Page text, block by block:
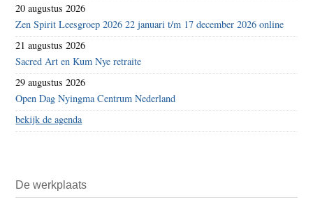
20 augustus 2026
Zen Spirit Leesgroep 2026 22 januari t/m 17 december 2026 online
21 augustus 2026
Sacred Art en Kum Nye retraite
29 augustus 2026
Open Dag Nyingma Centrum Nederland
bekijk de agenda
De werkplaats